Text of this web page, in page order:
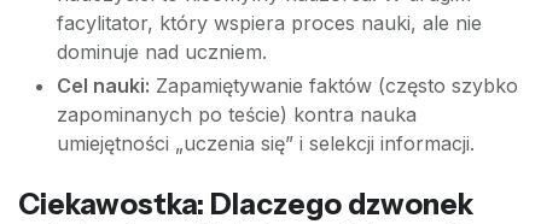
facylitator, który wspiera proces nauki, ale nie
dominuje nad uczniem.
Cel nauki: Zapamiętywanie faktów (często szybko
zapominanych po teście) kontra nauka
umiejętności „uczenia się” i selekcji informacji.
Ciekawostka: Dlaczego dzwonek